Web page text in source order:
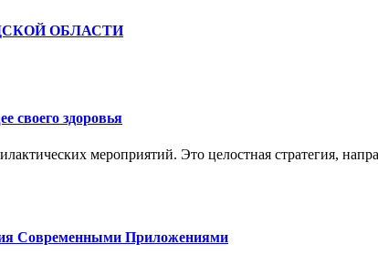
ОБЛАСТИ
своего здоровья
мероприятий. Это целостная стратегия,
Современными Приложениями